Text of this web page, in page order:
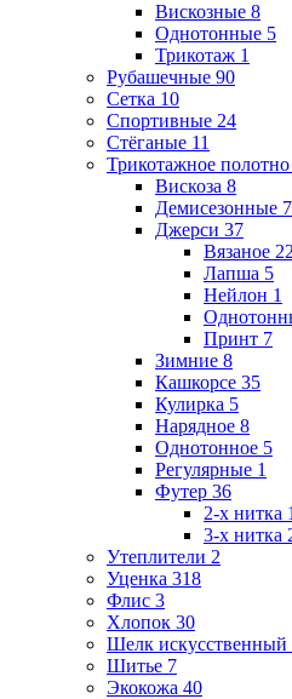
Вискозные 8
Однотонные 5
Трикотаж 1
Рубашечные 90
Сетка 10
Спортивные 24
Стёганые 11
Трикотажное полотно
Вискоза 8
Демисезонные
Джерси 37
Вязаное 22
Лапша 5
Нейлон 1
Принт 7
Зимние 8
Кашкорсе 35
Кулирка 5
Нарядное 8
Однотонное 5
Регулярные 1
Футер 36
2-х нитка
3-х нитка
Утеплители 2
Уценка 318
Флис 3
Хлопок 30
Шелк искусственный
Шитье 7
Экокожа 40